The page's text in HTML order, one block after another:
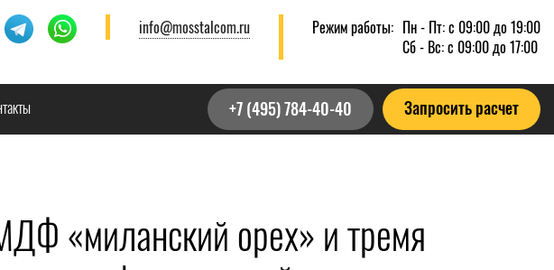
info@mosstalcom.ru Режим работы: Пн - Пт: с 09:00 до 19:00
Сб - Вс: с 09:00 до 17:00
+7 (495) 784-40-40 Запросить расчет
«миланский орех» и тремя